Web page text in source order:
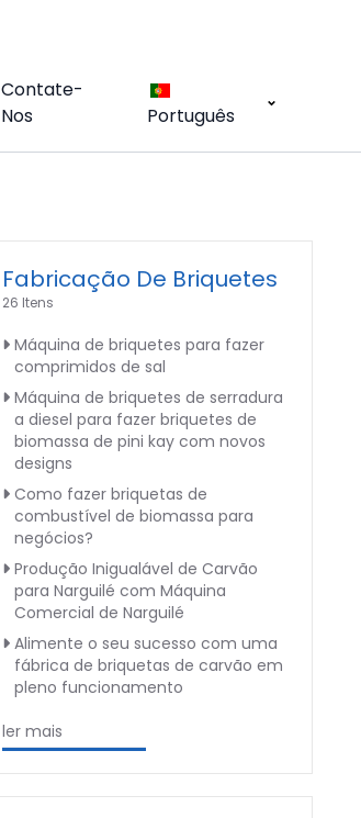
Contate-
Nos
Português
Fabricação De Briquetes
26 Itens
Máquina de briquetes para fazer
comprimidos de sal
Máquina de briquetes de serradura
a diesel para fazer briquetes de
biomassa de pini kay com novos
designs
Como fazer briquetas de
combustível de biomassa para
negócios?
Produção Inigualável de Carvão
para Narguilé com Máquina
Comercial de Narguilé
Alimente o seu sucesso com uma
fábrica de briquetas de carvão em
pleno funcionamento
ler mais